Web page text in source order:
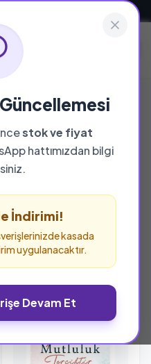
stok ve fiyat
hattımızdan bilgi
İndirimi!
kasada
uygulanacaktır.
Devam Et
ait tüm eserleri bu
sipariş
%33 İNDİRİM